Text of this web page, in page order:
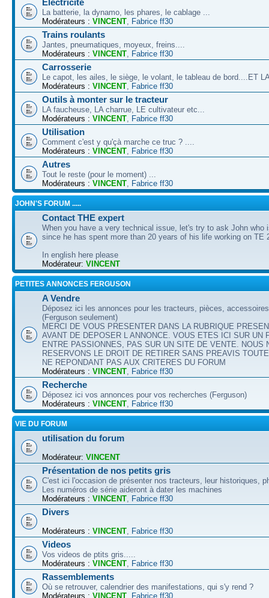
La batterie, la dynamo, les phares, le cablage ...
Modérateurs : VINCENT Fabrice ff30
Trains roulants
Jantes, pneumatiques, moyeux, freins....
Modérateurs : VINCENT Fabrice ff30
Carrosserie
Le capot, les ailes, le siège, le volant, le tableau de bord....ET
Modérateurs : VINCENT Fabrice ff30
Outils à monter sur le tracteur
LA faucheuse, LA charrue, LE cultivateur etc...
Modérateurs : VINCENT Fabrice ff30
Utilisation
Comment c'est y qu'çà marche ce truc ? ....
Modérateurs : VINCENT Fabrice ff30
Autres
Tout le reste (pour le moment) ...
Modérateurs : VINCENT Fabrice ff30
JOHN'S FORUM .....
Contact THE expert
When you have a very technical issue, let's try to ask John who
since he has spent more than 20 years of his life working on TE
In english here please
Modérateur: VINCENT
PETITES ANNONCES FERGUSON
A Vendre
Déposez ici les annonces pour les tracteurs, pièces,
(Ferguson seulement)
MERCI DE VOUS PRESENTER DANS LA RUBRIQUE
AVANT DE DEPOSER L ANNONCE. VOUS ETES ICI SUR UN
ENTRE PASSIONNES, PAS SUR UN SITE DE VENTE. NOUS
RESERVONS LE DROIT DE RETIRER SANS PREAVIS
NE REPONDANT PAS AUX CRITERES DU FORUM
Modérateurs : VINCENT Fabrice ff30
Recherche
Déposez ici vos annonces pour vos recherches (Ferguson)
Modérateurs : VINCENT Fabrice ff30
VIE DU FORUM
utilisation du forum
Modérateur: VINCENT
Présentation de nos petits gris
C'est ici l'occasion de présenter nos tracteurs, leur historiques,
Les numéros de série aideront à dater les machines
Modérateurs : VINCENT Fabrice ff30
Divers
Modérateurs : VINCENT Fabrice ff30
Videos
Vos videos de ptits gris.....
Modérateurs : VINCENT Fabrice ff30
Rassemblements
Où se retrouver, calendrier des manifestations, qui s'y rend ?
Modérateurs : VINCENT Fabrice ff30